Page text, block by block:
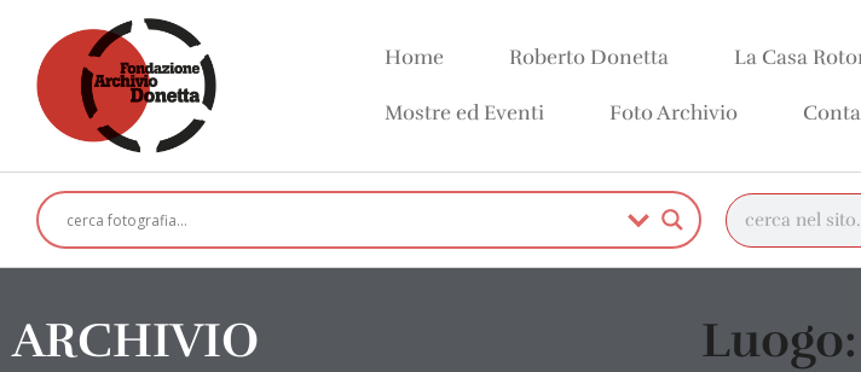
Home Roberto Donetta La Casa
Mostre ed Eventi Foto Archivio
ARCHIVIO